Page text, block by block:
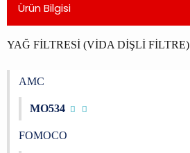
Ürün Bilgisi
YAĞ FİLTRESİ (VİDA DİŞLİ FİLTRE)
AMC
MO534
FOMOCO